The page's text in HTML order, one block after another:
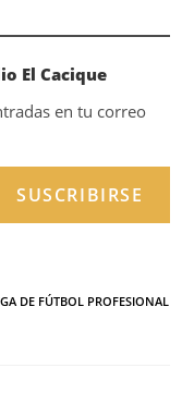
El Cacique
en tu correo
SUSCRIBIRSE
DE FÚTBOL PROFESIONAL